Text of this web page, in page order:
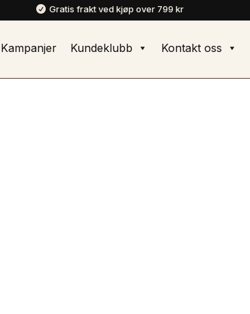
 Gratis frakt ved kjøp over 799 kr
Kampanjer Kundeklubb Kontakt oss